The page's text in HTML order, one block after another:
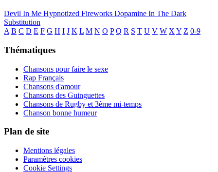
Devil In Me Hypnotized Fireworks Dopamine In The Dark
Substitution
A B C D E F G H I J K L M N O P Q R S T U V W X Y Z 0-9
Thématiques
Chansons pour faire le sexe
Rap Français
Chansons d'amour
Chansons des Guinguettes
Chansons de Rugby et 3ème mi-temps
Chanson bonne humeur
Plan de site
Mentions légales
Paramètres cookies
Cookie Settings